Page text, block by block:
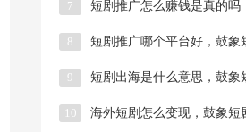
7
8 短剧推广哪个平台好，鼓象
9
10 海外短剧怎么变现，鼓象短